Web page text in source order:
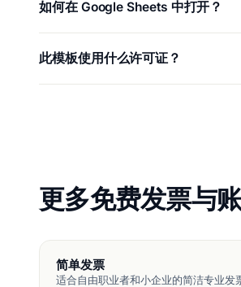
如何在 Google Sheets 中打开？
此模板使用什么许可证？
更多免费发票与
简单发票
适合自由职业者和小企业的简洁专业发